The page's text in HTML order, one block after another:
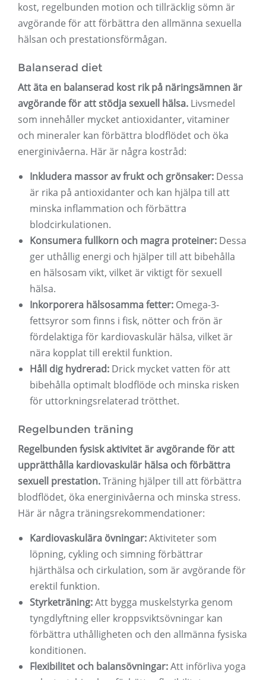
kost, regelbunden motion och tillräcklig sömn är
avgörande för att förbättra den allmänna sexuella
hälsan och prestationsförmågan.
Balanserad diet
Att äta en balanserad kost rik på näringsämnen är
avgörande för att stödja sexuell hälsa. Livsmedel
som innehåller mycket antioxidanter, vitaminer
och mineraler kan förbättra blodflödet och öka
energinivåerna. Här är några kostråd:
Inkludera massor av frukt och grönsaker: Dessa
är rika på antioxidanter och kan hjälpa till att
minska inflammation och förbättra
blodcirkulationen.
Konsumera fullkorn och magra proteiner: Dessa
ger uthållig energi och hjälper till att bibehålla
en hälsosam vikt, vilket är viktigt för sexuell
hälsa.
Inkorporera hälsosamma fetter: Omega-3-
fettsyror som finns i fisk, nötter och frön är
fördelaktiga för kardiovaskulär hälsa, vilket är
nära kopplat till erektil funktion.
Håll dig hydrerad: Drick mycket vatten för att
bibehålla optimalt blodflöde och minska risken
för uttorkningsrelaterad trötthet.
Regelbunden träning
Regelbunden fysisk aktivitet är avgörande för att
upprätthålla kardiovaskulär hälsa och förbättra
sexuell prestation.Träning hjälper till att förbättra
blodflödet, öka energinivåerna och minska stress.
Här är några träningsrekommendationer:
Kardiovaskulära övningar:Aktiviteter som
löpning, cykling och simning förbättrar
hjärthälsa och cirkulation, som är avgörande för
erektil funktion.
Styrketräning:Att bygga muskelstyrka genom
tyngdlyftning eller kroppsviktsövningar kan
förbättra uthålligheten och den allmänna fysiska
konditionen.
Flexibilitet och balansövningar:Att införliva yoga